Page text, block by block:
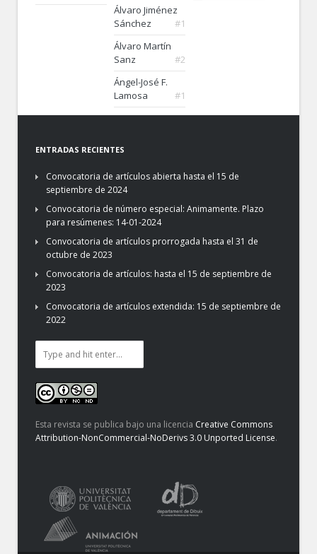
Álvaro Jiménez
Sánchez
#1
Álvaro Martín
Sanz
#2
Ángel-José F.
Lamosa
#1
ENTRADAS RECIENTES
Convocatoria de artículos abierta hasta el 15 de
septiembre de 2024
Convocatoria de número especial: Animamente. Plazo
para resúmenes: 14-01-2024
Convocatoria de artículos prorrogada hasta el 31 de
octubre de 2023
Convocatoria de artículos: hasta el 15 de septiembre de
2023
Convocatoria de artículos extendida: 15 de septiembre de
2022
Esta revista se publica bajo una licencia Creative Commons
Attribution-NonCommercial-NoDerivs 3.0 Unported License.